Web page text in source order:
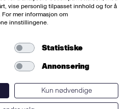
vise personlig tilpasset innhold og for å
mer informasjon om
innstillingene.
Statistiske
Annonsering
Kun nødvendige